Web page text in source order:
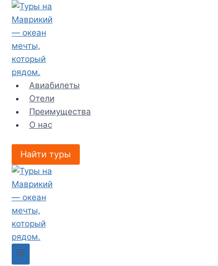
Перейти
содержимому
Авиабилеты
Отели
Преимущества
О нас
Найти туры